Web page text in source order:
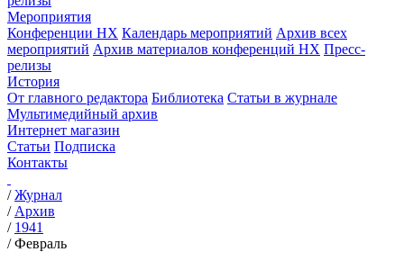
Мероприятия
Конференции НХ Календарь мероприятий Архив всех
мероприятий Архив материалов конференций НХ Пресс-
релизы
История
От главного редактора Библиотека Статьи в журнале
Мультимедийный архив
Интернет магазин
Статьи Подписка
Контакты
/Журнал
/ Архив
/ 1941
/Февраль